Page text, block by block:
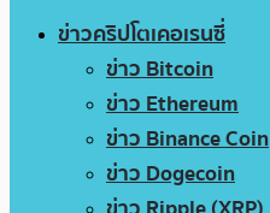
ข่าวคริปโตเคอเรนซี่
ข่าว Bitcoin
ข่าว Ethereum
ข่าว Binance Coin
ข่าว Dogecoin